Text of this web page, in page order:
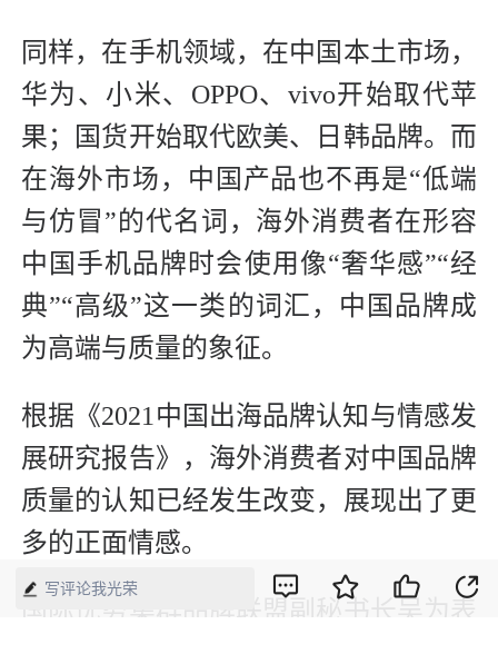
同样，在手机领域，在中国本土市场，
华为、小米、OPPO、vivo开始取代苹
果；国货开始取代欧美、日韩品牌。而
在海外市场，中国产品也不再是“低端
与仿冒”的代名词，海外消费者在形容
中国手机品牌时会使用像“奢华感”“经
典”“高级”这一类的词汇，中国品牌成
为高端与质量的象征。
根据《2021中国出海品牌认知与情感发
展研究报告》，海外消费者对中国品牌
质量的认知已经发生改变，展现出了更
多的正面情感。
国际优势集群品牌联盟副秘书长吴为表
写评论我光荣